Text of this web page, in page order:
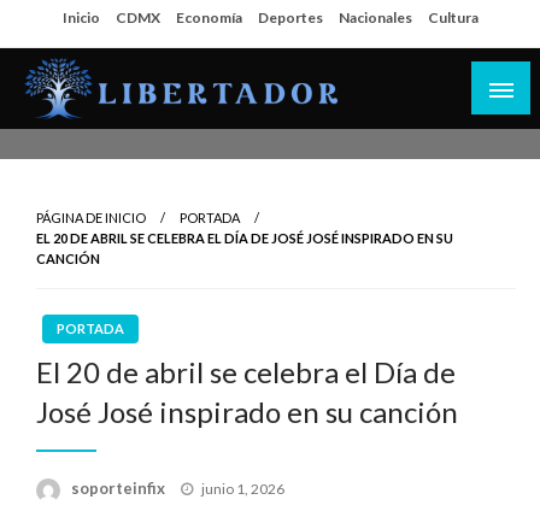
al
contenido
Inicio CDMX Economía Deportes Nacionales Cultura
PÁGINA DE INICIO
PORTADA
EL 20 DE ABRIL SE CELEBRA EL DÍA DE JOSÉ JOSÉ INSPIRADO EN SU
CANCIÓN
PORTADA
El 20 de abril se celebra el Día de
José José inspirado en su canción
soporteinfix
Publicado
junio 1, 2026